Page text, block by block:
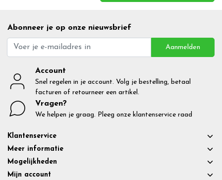
Abonneer je op onze nieuwsbrief
Aanmelden
Account
Snel regelen in je account. Volg je bestelling, betaal
facturen of retourneer een artikel.
Vragen?
We helpen je graag. Pleeg onze klantenservice raad
Klantenservice
Meer informatie
Mogelijkheden
Mijn account